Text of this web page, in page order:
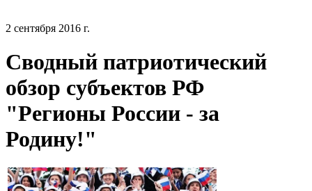
2 сентября 2016 г.
Сводный патриотический
обзор субъектов РФ
"Регионы России - за
Родину!"